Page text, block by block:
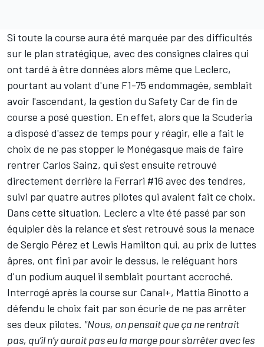
Si toute la course aura été marquée par des difficultés
sur le plan stratégique, avec des consignes claires qui
ont tardé à être données alors même que Leclerc,
pourtant au volant d'une F1-75 endommagée, semblait
avoir l'ascendant, la gestion du Safety Car de fin de
course a posé question. En effet, alors que la Scuderia
a disposé d'assez de temps pour y réagir, elle a fait le
choix de ne pas stopper le Monégasque mais de faire
rentrer Carlos Sainz, qui s'est ensuite retrouvé
directement derrière la Ferrari #16 avec des tendres,
suivi par quatre autres pilotes qui avaient fait ce choix.
Dans cette situation, Leclerc a vite été passé par son
équipier dès la relance et s'est retrouvé sous la menace
de Sergio Pérez et Lewis Hamilton qui, au prix de luttes
âpres, ont fini par avoir le dessus, le reléguant hors
d'un podium auquel il semblait pourtant accroché.
Interrogé après la course sur Canal+, Mattia Binotto a
défendu le choix fait par son écurie de ne pas arrêter
ses deux pilotes. "Nous, on pensait que ça ne rentrait
pas, qu’il n’y aurait pas eu la marge pour s’arrêter avec les